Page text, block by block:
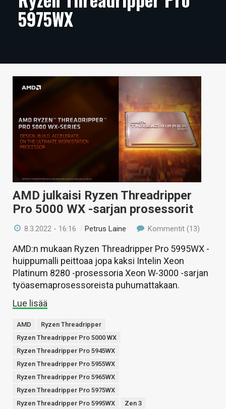
ARTIKKELIT
TIETOA
HINTA.FI
KAUPPA
VAIHDA TEEMA
HAKU
5975WX
AMD julkaisi Ryzen Threadripper
Pro 5000 WX -sarjan prosessorit
8.3.2022 - 16:16 /Petrus Laine Kommentit (13)
AMD:n mukaan Ryzen Threadripper Pro 5995WX -
huippumalli peittoaa jopa kaksi Intelin Xeon
Platinum 8280 -prosessoria Xeon W-3000 -sarjan
työasemaprosessoreista puhumattakaan.
Lue lisää
AMD
Ryzen Threadripper
Ryzen Threadripper Pro 5000 WX
Ryzen Threadripper Pro 5945WX
Ryzen Threadripper Pro 5955WX
Ryzen Threadripper Pro 5965WX
Ryzen Threadripper Pro 5975WX
Ryzen Threadripper Pro 5995WX
Zen 3